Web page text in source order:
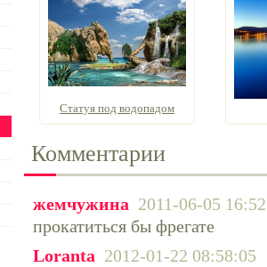
Статуя под водопадом
Комментарии
жемчужина 2011-06-05
прокатиться бы фрегате
Loranta 2012-01-22 08:58:05